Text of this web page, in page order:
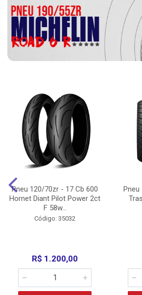
Pneu 120/70zr - 17 Cb 600
Hornet Diant Pilot Power 2ct
F 58w...
Código: 35032
R$ 1.200,00
Pneu